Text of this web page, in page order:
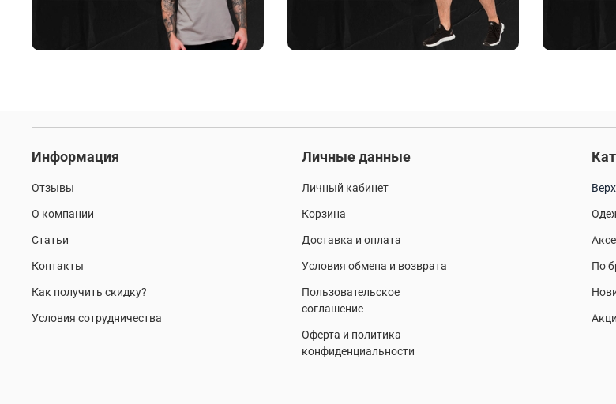
Информация
Отзывы
О компании
Статьи
Контакты
Как получить скидку?
Условия сотрудничества
Личные данные
Личный кабинет
Корзина
Доставка и оплата
Условия обмена и возврата
Пользовательское
соглашение
Оферта и политика
конфиденциальности
По